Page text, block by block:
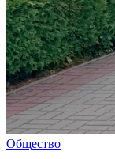
Общество